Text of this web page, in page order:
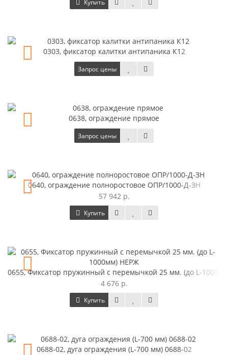
Купить
0303, фиксатор калитки антипаника К12
Запрос цены
0638, ограждение прямое
Запрос цены
0640, ограждение полноростовое ОПР/1000-Д-ЗН
57 942 р.
Купить
0655, Фиксатор пружинный с перемычкой 25 мм. (до L-
4 676 р.
Купить
0688-02, дуга ограждения (L-700 мм) 0688-02